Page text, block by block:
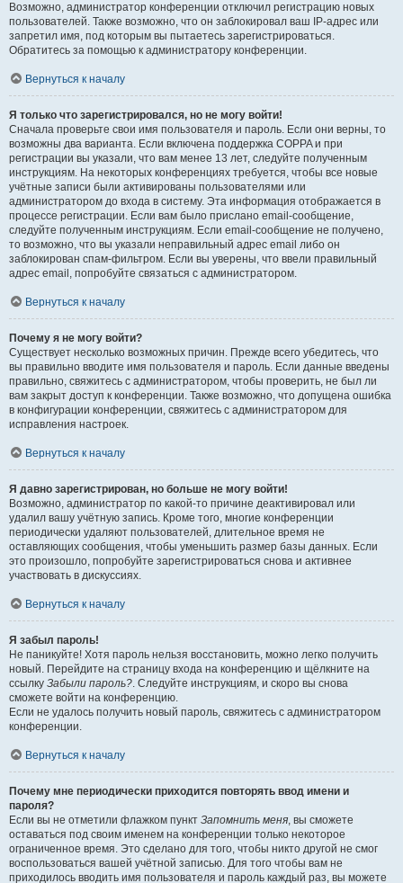
Возможно, администратор конференции отключил регистрацию новых
пользователей. Также возможно, что он заблокировал ваш IP-адрес или
запретил имя, под которым вы пытаетесь зарегистрироваться.
Обратитесь за помощью к администратору конференции.
Вернуться к началу
Я только что зарегистрировался, но не могу войти!
Сначала проверьте свои имя пользователя и пароль. Если они верны, то
возможны два варианта. Если включена поддержка COPPA и при
регистрации вы указали, что вам менее 13 лет, следуйте полученным
инструкциям. На некоторых конференциях требуется, чтобы все новые
учётные записи были активированы пользователями или
администратором до входа в систему. Эта информация отображается в
процессе регистрации. Если вам было прислано email-сообщение,
следуйте полученным инструкциям. Если email-сообщение не получено,
то возможно, что вы указали неправильный адрес email либо он
заблокирован спам-фильтром. Если вы уверены, что ввели правильный
адрес email, попробуйте связаться с администратором.
Вернуться к началу
Почему я не могу войти?
Существует несколько возможных причин. Прежде всего убедитесь, что
вы правильно вводите имя пользователя и пароль. Если данные введены
правильно, свяжитесь с администратором, чтобы проверить, не был ли
вам закрыт доступ к конференции. Также возможно, что допущена ошибка
в конфигурации конференции, свяжитесь с администратором для
исправления настроек.
Вернуться к началу
Я давно зарегистрирован, но больше не могу войти!
Возможно, администратор по какой-то причине деактивировал или
удалил вашу учётную запись. Кроме того, многие конференции
периодически удаляют пользователей, длительное время не
оставляющих сообщения, чтобы уменьшить размер базы данных. Если
это произошло, попробуйте зарегистрироваться снова и активнее
участвовать в дискуссиях.
Вернуться к началу
Я забыл пароль!
Не паникуйте! Хотя пароль нельзя восстановить, можно легко получить
новый. Перейдите на страницу входа на конференцию и щёлкните на
ссылку Забыли пароль?. Следуйте инструкциям, и скоро вы снова
сможете войти на конференцию.
Если не удалось получить новый пароль, свяжитесь с администратором
конференции.
Вернуться к началу
Почему мне периодически приходится повторять ввод имени и
пароля?
Если вы не отметили флажком пункт Запомнить меня, вы сможете
оставаться под своим именем на конференции только некоторое
ограниченное время. Это сделано для того, чтобы никто другой не смог
воспользоваться вашей учётной записью. Для того чтобы вам не
приходилось вводить имя пользователя и пароль каждый раз, вы можете